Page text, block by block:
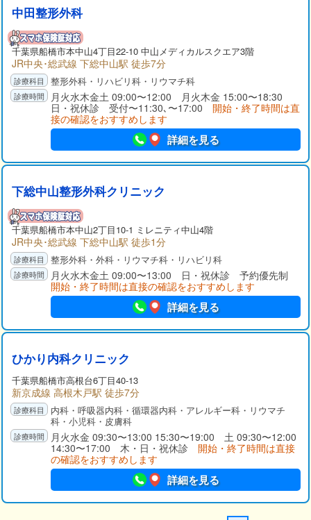
中田整形外科
千葉県船橋市本中山4丁目22-10 中山メディカルスクエア3階
JR中央･総武線 下総中山駅 徒歩7分
整形外科・リハビリ科・リウマチ科
月火水木金土 09:00〜12:00 月火木金 15:00〜18:30
日・祝休診 受付〜11:30､〜17:00 開始・終了時間は直
接の確認をおすすめします
詳細を見る
下総中山整形外科クリニック
千葉県船橋市本中山2丁目10-1 ミレニティ中山4階
JR中央･総武線 下総中山駅 徒歩1分
整形外科・外科・リウマチ科・リハビリ科
月火水木金土 09:00〜13:00 日・祝休診 予約優先制
開始・終了時間は直接の確認をおすすめします
詳細を見る
ひかり内科クリニック
千葉県船橋市高根台6丁目40-13
新京成線 高根木戸駅 徒歩7分
内科・呼吸器内科・循環器内科・アレルギー科・リウマチ
科・小児科・皮膚科
月火水金 09:30〜13:00 15:30〜19:00 土 09:30〜12:00
14:30〜17:00 木・日・祝休診 開始・終了時間は直接
の確認をおすすめします
詳細を見る